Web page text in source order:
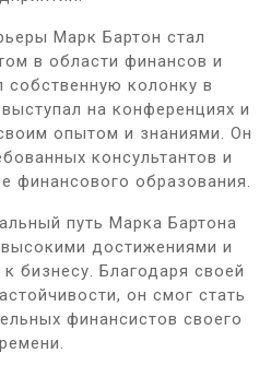
Марк Бартон стал
в области финансов и
собственную колонку в
на конференциях и
опытом и знаниями. Он
консультантов и
финансового образования.
путь Марка Бартона
достижениями и
бизнесу. Благодаря своей
он смог стать
финансистов своего